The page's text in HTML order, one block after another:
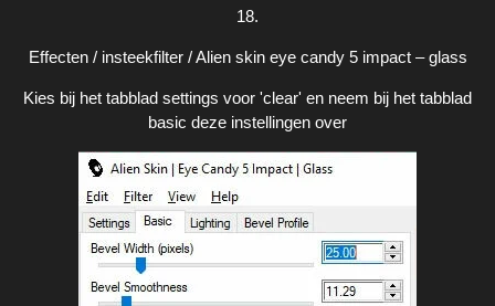
18.
Effecten / insteekfilter / Alien skin eye candy 5 impact – glass
Kies bij het tabblad settings voor 'clear' en neem bij het tabblad
basic deze instellingen over